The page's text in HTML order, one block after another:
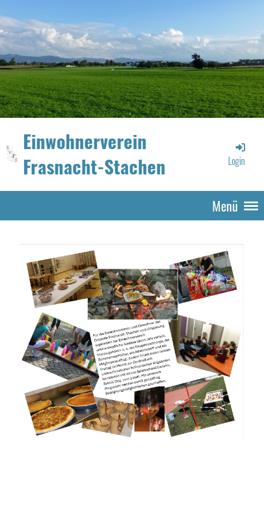
Einwohnerverein
Frasnacht-Stachen
Login
Menü